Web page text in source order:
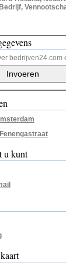
bedrijven24.com
u kunt